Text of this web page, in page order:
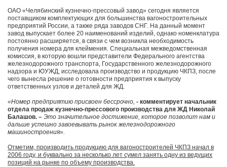
ОАО «Челябинский кузнечно-прессовый завод» сегодня является
поставщиком комплектующих для большинства вагоностроительных
предприятий России, а также ряда заводов СНГ. На данный момент
завод выпускает более 20 наименований изделий, однако номенклатура
постоянно расширяется, в связи с чем возникла необходимость
получения номера для клеймения. Специальная межведомственная
комиссия, в которую вошли представители Федерального агентства
железнодорожного транспорта, Государственного железнодорожного
надзора и ЮУЖД, исследовала производство и продукцию ЧКПЗ, после
чего вынесла решение о готовности предприятия к выпуску
ответственных узлов и деталей для ЖД.
«Номер предприятию присвоен бессрочно, - комментирует начальник
отдела продаж кузнечно-прессового производства для ЖД Николай
Балашов. – Это значительное достижение, которое позволит нам и
дальше успешно завоевывать рынок железнодорожного
машиностроения».
Отметим, производить продукцию для вагоностроителей ЧКПЗ начал в
2006 году, и буквально за несколько лет сумел занять одну из ведущих
позиций на рынке по объему производства.